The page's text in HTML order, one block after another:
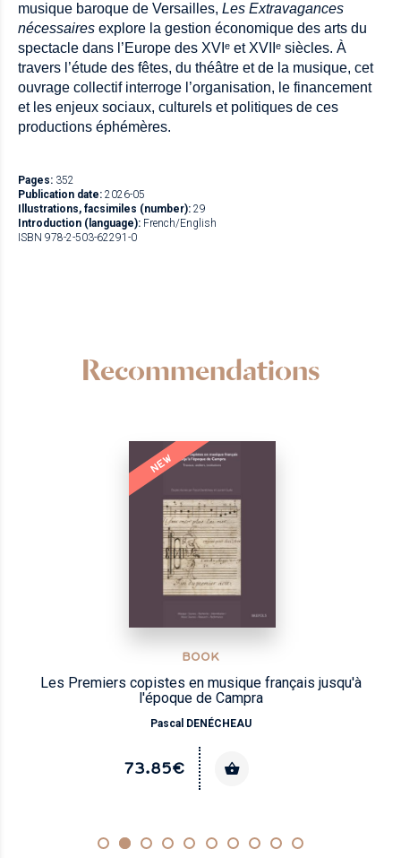
musique baroque de Versailles, Les Extravagances
nécessaires explore la gestion économique des arts du
spectacle dans l’Europe des XVI ᵉ et XVII ᵉ siècles. À
travers l’étude des fêtes, du théâtre et de la musique, cet
ouvrage collectif interroge l’organisation, le financement
et les enjeux sociaux, culturels et politiques de ces
productions éphémères.
Pages: 352
Publication date: 2026-05
Illustrations, facsimiles (number): 29
Introduction (language): French/English
ISBN 978-2-503-62291-0
Recommendations
NEW
BOOK
Les Premiers copistes en musique français jusqu'à
l'époque de Campra
Pascal DENÉCHEAU
73.85€